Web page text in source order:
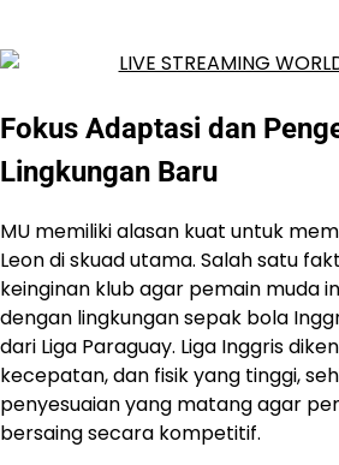
Fokus Adaptasi dan
Lingkungan Baru
MU memiliki alasan kuat untuk
Leon di skuad utama. Salah satu
keinginan klub agar pemain muda
dengan lingkungan sepak bola
dari Liga Paraguay. Liga Inggris
kecepatan, dan fisik yang tinggi,
penyesuaian yang matang agar
bersaing secara kompetitif.